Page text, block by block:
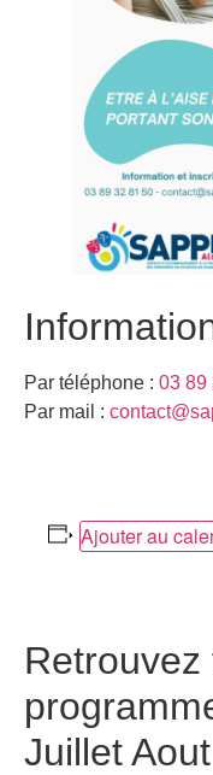
Par téléphone : 03 89
Par mail :
Ajouter au
Retrouvez
Juillet Aout